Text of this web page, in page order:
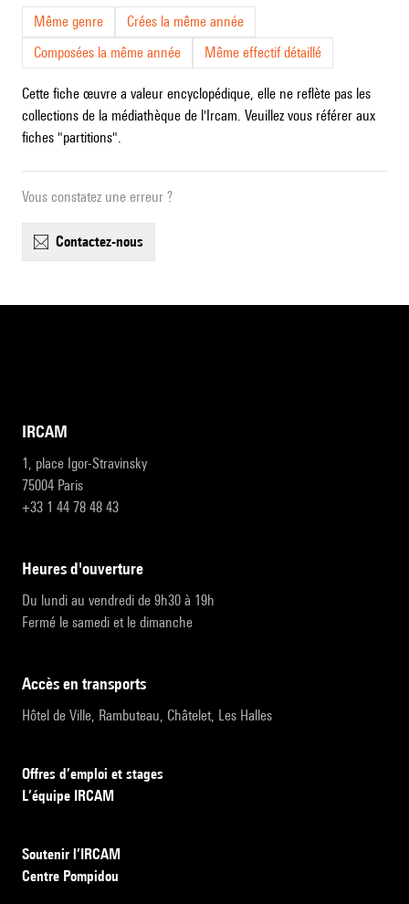
Même genre
Crées la même année
Composées la même année
Même effectif détaillé
Cette fiche œuvre a valeur encyclopédique, elle ne reflète pas les
collections de la médiathèque de l'Ircam. Veuillez vous référer aux
fiches "partitions".
Vous constatez une erreur ?
contactez-nous
IRCAM
1, place Igor-Stravinsky
75004 Paris
+33 1 44 78 48 43
heures d'ouverture
Du lundi au vendredi de 9h30 à 19h
Fermé le samedi et le dimanche
accès en transports
Hôtel de Ville, Rambuteau, Châtelet, Les Halles
Offres d’emploi et stages
L’équipe IRCAM
Soutenir l’IRCAM
Centre Pompidou